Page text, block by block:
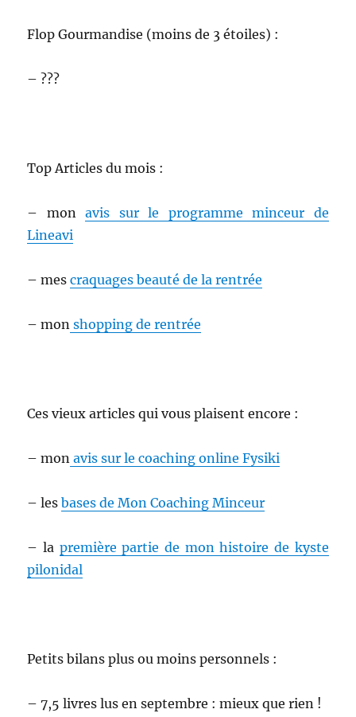
Flop Gourmandise (moins de 3 étoiles) :
– ???
Top Articles du mois :
– monavis sur le programme minceur de
Lineavi
– mescraquages beauté de la rentrée
– mon shopping de rentrée
Ces vieux articles qui vous plaisent encore :
– mon avis sur le coaching online Fysiki
– lesbases de Mon Coaching Minceur
– la première partie de mon histoire de kyste
pilonidal
Petits bilans plus ou moins personnels :
– 7,5 livres lus en septembre : mieux que rien !